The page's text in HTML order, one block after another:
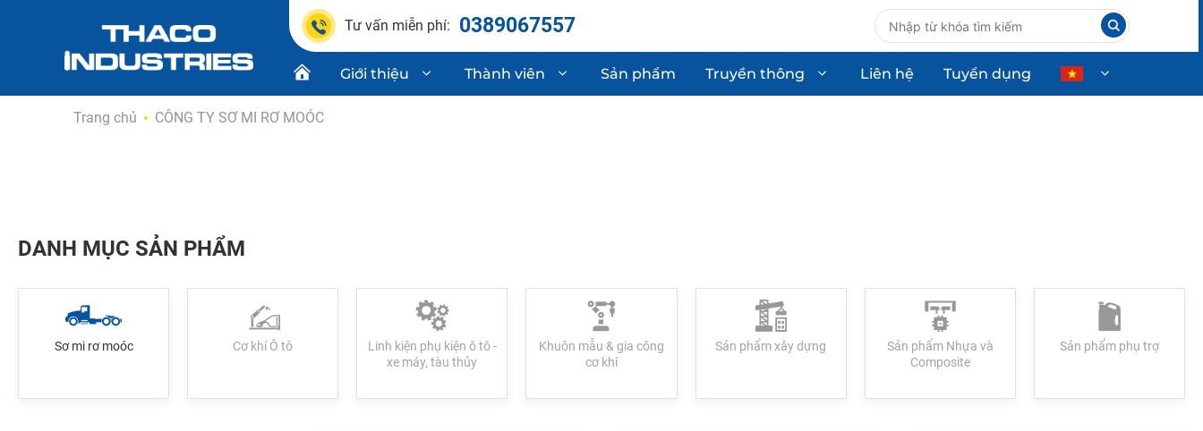
Tư vấn miễn phí: 0389067557
Giới thiệu Thành viên Sản phẩm Truyền thông Liên hệ Tuyển dụng
Trang chủ CÔNG TY SƠ MI RƠ MOÓC
DANH MỤC SẢN PHẨM
Sơ mi rơ moóc Cơ khí Ô tô
Linh kiện phụ kiện ô tô -
xe máy, tàu thủy
Khuôn mẫu & gia công
cơ khí
Sản phẩm xây dựng
Sản phẩm Nhựa và
Composite
Sản phẩm phụ trợ